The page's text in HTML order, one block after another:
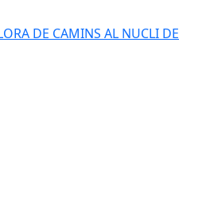
DE CAMINS AL NUCLI DE FALS